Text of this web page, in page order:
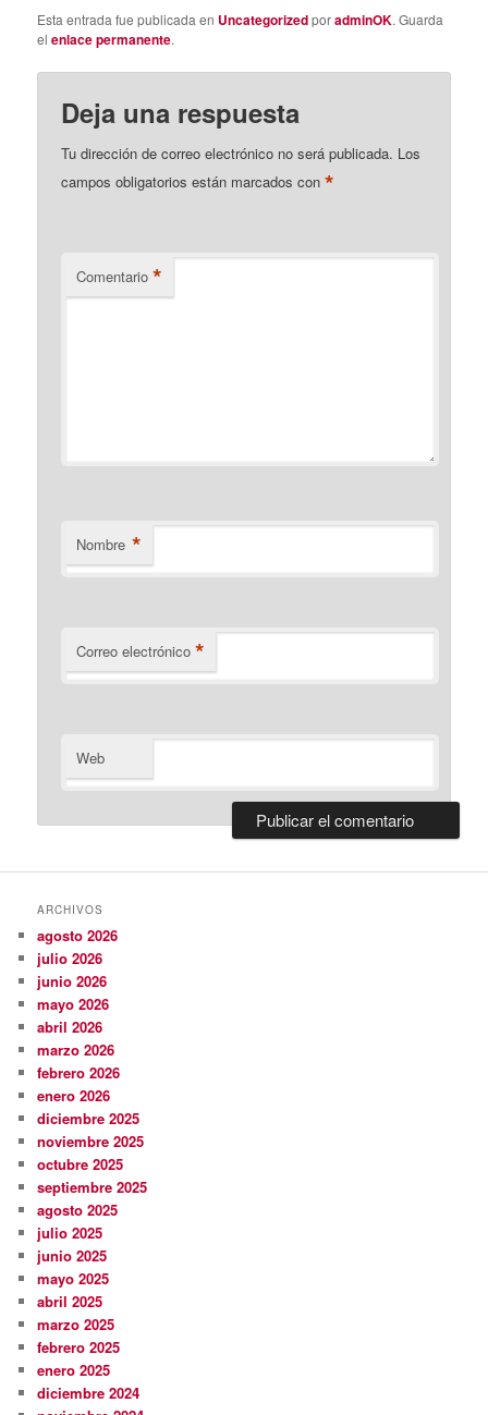
Esta entrada fue publicada en UncategorizedporadminOK. Guarda
elenlace permanente.
Deja una respuesta
Tu dirección de correo electrónico no será publicada. Los
campos obligatorios están marcados con*
Comentario *
Nombre *
Correo electrónico *
Web
ARCHIVOS
agosto 2026
julio 2026
junio 2026
mayo 2026
abril 2026
marzo 2026
febrero 2026
enero 2026
diciembre 2025
noviembre 2025
octubre 2025
septiembre 2025
agosto 2025
julio 2025
junio 2025
mayo 2025
abril 2025
marzo 2025
febrero 2025
enero 2025
diciembre 2024